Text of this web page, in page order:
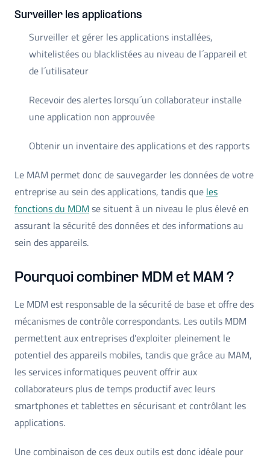
Surveiller les applications
Surveiller et gérer les applications installées,
whitelistées ou blacklistées au niveau de l´appareil et
de l´utilisateur
Recevoir des alertes lorsqu´un collaborateur installe
une application non approuvée
Obtenir un inventaire des applications et des rapports
Le MAM permet donc de sauvegarder les données de votre
entreprise au sein des applications, tandis que les
fonctions du MDM se situent à un niveau le plus élevé en
assurant la sécurité des données et des informations au
sein des appareils.
Pourquoi combiner MDM et MAM ?
Le MDM est responsable de la sécurité de base et offre des
mécanismes de contrôle correspondants. Les outils MDM
permettent aux entreprises d'exploiter pleinement le
potentiel des appareils mobiles, tandis que grâce au MAM,
les services informatiques peuvent offrir aux
collaborateurs plus de temps productif avec leurs
smartphones et tablettes en sécurisant et contrôlant les
applications.
Une combinaison de ces deux outils est donc idéale pour